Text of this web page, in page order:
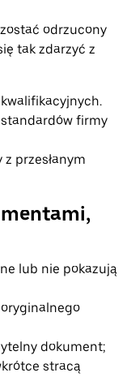
odrzucony
tak zdarzyć z
standardów firmy
przesłanym
lub nie pokazują
dokument;
stracą